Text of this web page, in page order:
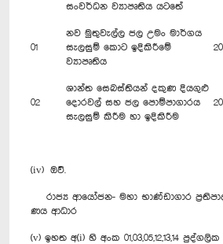
සංවර්ධන ව්‍යාපෘතිය යටතේ
01
නව මුතුවැල්ල ජල උමං මාර්ගය
සැලසුම් කොට ඉදිකිරීමේ
ව්‍යාපෘතිය
02
ශාන්ත සෙබස්තියන් දකුණ දියගුළු
දොරවල් සහ ජල පොම්පාගාරය
සැලසුම් කිරීම හා ඉදිකිරීම
(iv) ඔව්.
රාජ්‍ය ආයෝජන- මහා භාණ්ඩාගාර
ණය ආධාර
(v) ඉහත අ(i) හි අංක 01,03,05,12,13,14